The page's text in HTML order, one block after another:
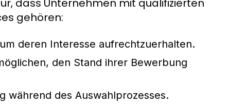
dass Unternehmen mit qualifizierten
gehören:
deren Interesse aufrechtzuerhalten.
den Stand ihrer Bewerbung
während des Auswahlprozesses.